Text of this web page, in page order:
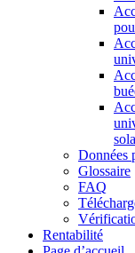
Données
Glossaire
FAQ
Rentabilité